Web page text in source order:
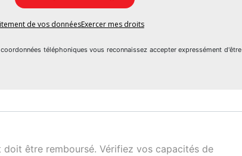
de vos donnéesExercer mes droits
téléphoniques vous reconnaissez accepter expressément d'être
être remboursé. Vérifiez vos capacités de